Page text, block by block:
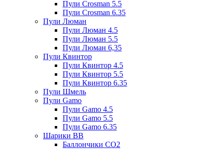
Пули Crosman 5.5
Пули Crosman 6.35
Пули Люман
Пули Люман 4.5
Пули Люман 5.5
Пули Люман 6,35
Пули Квинтор
Пули Квинтор 4.5
Пули Квинтор 5.5
Пули Квинтор 6.35
Пули Шмель
Пули Gamo
Пули Gamo 4.5
Пули Gamo 5.5
Пули Gamo 6.35
Шарики BB
Баллончики CO2